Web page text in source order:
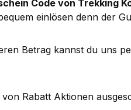
Code von Trekking
einlösen denn der
Betrag kannst du uns
Rabatt Aktionen